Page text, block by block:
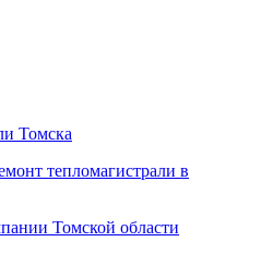
тепломагистрали в